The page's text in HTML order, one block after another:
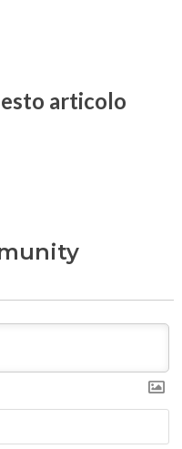
articolo